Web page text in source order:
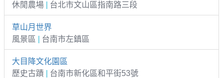
休閒農場
台北市文山區指南路三段
草山月世界
風景區
台南市左鎮區
大目降文化園區
歷史古蹟
台南市新化區和平街53號